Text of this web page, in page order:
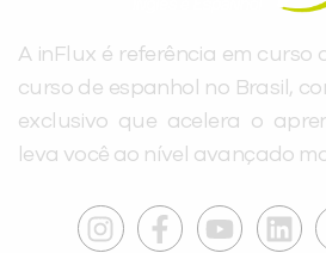
A inFlux é referência em curso
curso de espanhol no Brasil,
exclusivo que acelera o
leva você ao nível avançado